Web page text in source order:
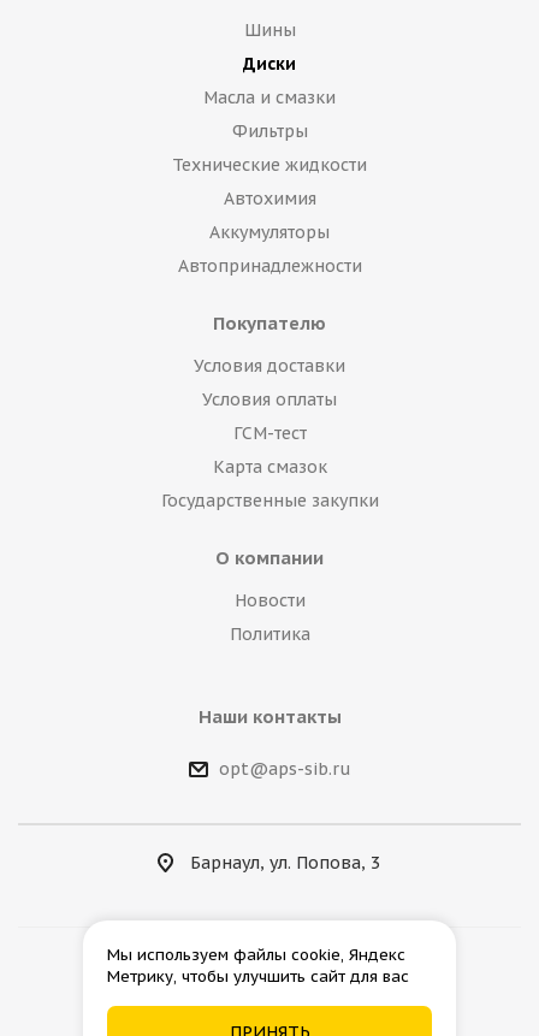
Шины
Диски
Масла и смазки
Фильтры
Технические жидкости
Автохимия
Аккумуляторы
Автопринадлежности
Покупателю
Условия доставки
Условия оплаты
ГСМ-тест
Карта смазок
Государственные закупки
О компании
Новости
Политика
Наши контакты
opt@aps-sib.ru
Барнаул, ул. Попова, 3
2026 © АгроПромСнаб
Мы используем файлы cookie, Яндекс
Метрику, чтобы улучшить сайт для вас